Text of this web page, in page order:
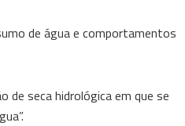
de água e comportamentos
de seca hidrológica em que se